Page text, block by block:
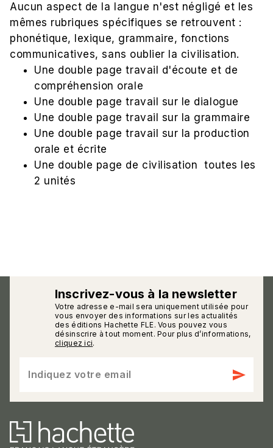
Aucun aspect de la langue n'est négligé et les
mêmes rubriques spécifiques se retrouvent :
phonétique, lexique, grammaire, fonctions
communicatives, sans oublier la civilisation.
Une double page travail d'écoute et de
compréhension orale
Une double page travail sur le dialogue
Une double page travail sur la grammaire
Une double page travail sur la production
orale et écrite
Une double page de civilisation toutes les
2 unités
Inscrivez-vous à la newsletter
Votre adresse e-mail sera uniquement utilisée pour
vous envoyer des informations sur les actualités
des éditions Hachette FLE. Vous pouvez vous
désinscrire à tout moment. Pour plus d’informations,
cliquez ici.
Indiquez votre email send